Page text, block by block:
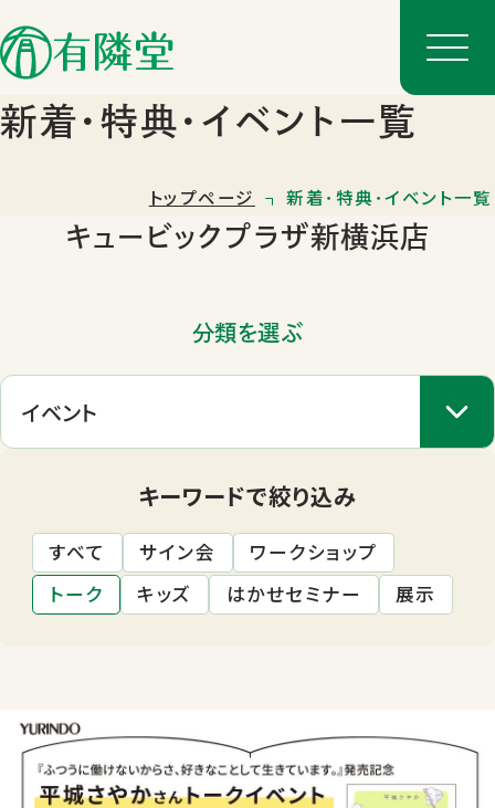
店舗一覧
新着･特典･イベント一覧
トップページ 新着･特典･イベント一覧
キュービックプラザ新横浜店
分類を選ぶ
キーワードで絞り込み
すべて サイン会
ワークショップ
トーク
キッズ はかせセミナー 展示